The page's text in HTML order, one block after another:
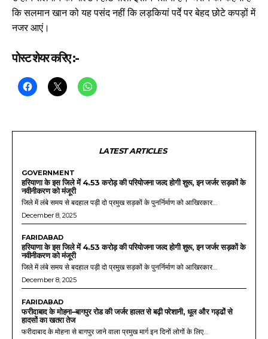
कि सलमान खान को यह पसंद नहीं कि लड़कियां पर्दे पर बेहद छोटे कपड़ों में
नजर आएं।
पोस्ट शेयर करिए :-
LATEST ARTICLES
GOVERNMENT
हरियाणा के इस जिले में 4.53 करोड़ की परियोजना जल्द होगी शुरू, इन जर्जर सड़कों के
नवीनीकरण को मंजूरी
जिले में लंबे समय से बदहाल पड़ी दो प्रमुख सड़कों के पुनर्निर्माण को आखिरकार...
December 8, 2025
FARIDABAD
हरियाणा के इस जिले में 4.53 करोड़ की परियोजना जल्द होगी शुरू, इन जर्जर सड़कों के
नवीनीकरण को मंजूरी
जिले में लंबे समय से बदहाल पड़ी दो प्रमुख सड़कों के पुनर्निर्माण को आखिरकार...
December 8, 2025
FARIDABAD
फरीदाबाद के मोहना–बागपुर रोड की जर्जर हालत से बढ़ी परेशानी, धूल और गड्ढों से
हादसों का खतरा तेज
फरीदाबाद के मोहना से बागपुर जाने वाला प्रमुख मार्ग इन दिनों लोगों के लिए...